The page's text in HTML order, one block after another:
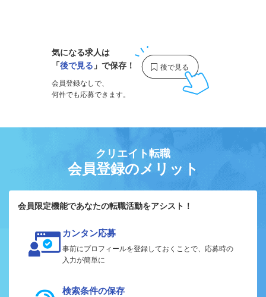
気になる求人は
「後で見る 」で保存！
会員登録なしで、
何件でも応募できます。
クリエイト転職
会員登録のメリット
会員限定機能であなたの転職活動をアシスト！
カンタン応募
事前にプロフィールを登録しておくことで、応募時の
入力が簡単に
検索条件の保存